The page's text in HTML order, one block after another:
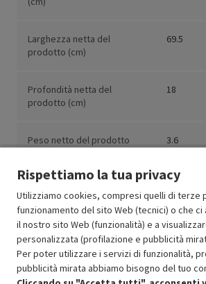
Larghezza netta del
prodotto (cm)
69.5
Profondità netta del
prodotto (cm)
18
Peso netto del prodotto
3.6
Resi e garanzie
Stato prodotti
Rispettiamo la tua privacy
Utilizziamo cookies, compresi quelli di terze
funzionamento del sito Web (tecnici) o che
il nostro sito Web (funzionalità) e a
personalizzata (profilazione e pubblicità
Per poter utilizzare i servizi di funzionalità,
pubblicità mirata abbiamo bisogno del tuo